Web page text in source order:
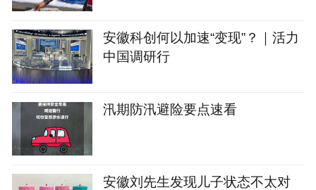
安徽科创何以加速“变现”？｜活力
中国调研行
汛期防汛避险要点速看
安徽刘先生发现儿子状态不太对